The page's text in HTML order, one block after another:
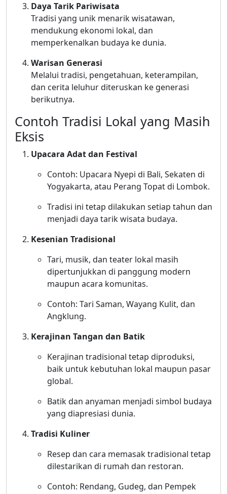
Daya Tarik Pariwisata
Tradisi yang unik menarik wisatawan,
mendukung ekonomi lokal, dan
memperkenalkan budaya ke dunia.
Warisan Generasi
Melalui tradisi, pengetahuan, keterampilan,
dan cerita leluhur diteruskan ke generasi
berikutnya.
Contoh Tradisi Lokal yang Masih
Eksis
Upacara Adat dan Festival
Contoh: Upacara Nyepi di Bali, Sekaten di
Yogyakarta, atau Perang Topat di Lombok.
Tradisi ini tetap dilakukan setiap tahun dan
menjadi daya tarik wisata budaya.
Kesenian Tradisional
Tari, musik, dan teater lokal masih
dipertunjukkan di panggung modern
maupun acara komunitas.
Contoh: Tari Saman, Wayang Kulit, dan
Angklung.
Kerajinan Tangan dan Batik
Kerajinan tradisional tetap diproduksi,
baik untuk kebutuhan lokal maupun pasar
global.
Batik dan anyaman menjadi simbol budaya
yang diapresiasi dunia.
Tradisi Kuliner
Resep dan cara memasak tradisional tetap
dilestarikan di rumah dan restoran.
Contoh: Rendang, Gudeg, dan Pempek